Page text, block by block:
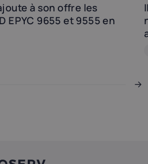
à son offre les
EPYC 9655 et 9555 en